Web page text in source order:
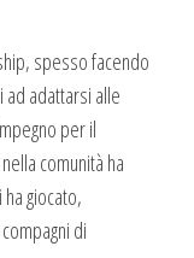
spesso facendo
adattarsi alle
per il
comunità ha
giocato,
di